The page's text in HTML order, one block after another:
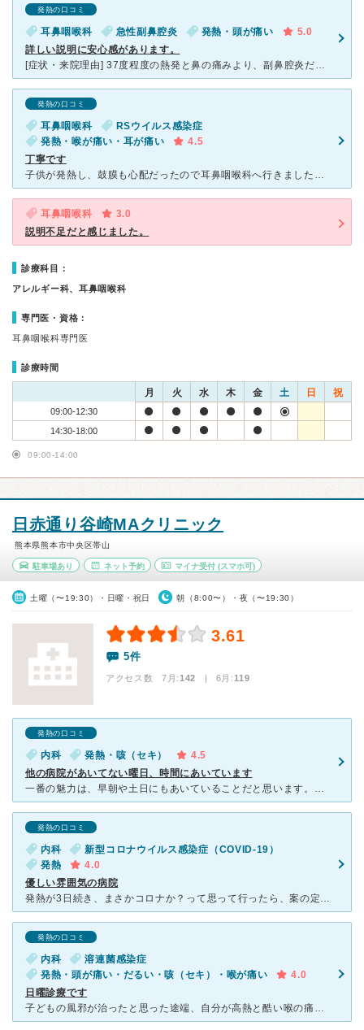
発熱の口コミ
耳鼻咽喉科 急性副鼻腔炎 発熱・頭が痛い
5.0
詳しい説明に安心感があります。
[症状・来院理由] 37度程度の熱発と鼻の痛みより、副鼻腔炎だと思い受診しました。小さな頃から鼻の調子が悪く、様々な耳鼻科に通いましたが、宇野さんは説明なども分かりやすく、とても優しい先生なので、今
発熱の口コミ
耳鼻咽喉科
RSウイルス感染症
発熱・喉が痛い・耳が痛い
4.5
丁寧です
子供が発熱し、鼓膜も心配だったので耳鼻咽喉科へ行きました。 午前中に不機嫌だった子供が夕方になると苦しそうになり、午後も再び受診することにしました。 先生は物静かな優しい先生で、RSウイルスの検査
耳鼻咽喉科
3.0
説明不足だと感じました。
診療科目：
アレルギー科、耳鼻咽喉科
専門医・資格：
耳鼻咽喉科専門医
診療時間
月 火 水 木 金 土 日 祝
09:00-12:30
14:30-18:00
09:00-14:00
日赤通り谷崎MAクリニック
熊本県熊本市中央区帯山
駐車場あり ネット予約 マイナ受付 (スマホ可)
土曜（〜19:30）・日曜・祝日 朝（8:00〜）・夜（〜19:30）
3.61
5件
アクセス数 7月:142 | 6月:119
発熱の口コミ
内科 発熱・咳（セキ）
4.5
他の病院があいてない曜日、時間にあいています
一番の魅力は、早朝や土日にもあいていることだと思います。あとは、薬の院内処方、インターネットでの診察順番予約もメリットが大きいです。建物の一階部分が駐車場で、入口に直結しており、雨の日でも濡れる心配が
発熱の口コミ
内科
新型コロナウイルス感染症（COVID-19）
発熱
4.0
優しい雰囲気の病院
発熱が3日続き、まさかコロナか？って思って行ったら、案の定コロナでした。 熱があるので、事前に連絡し、「熱があるけど、どうしたらいいですか？」と尋ねたところ、そのまま受付に来られて大丈夫ですよー。と
発熱の口コミ
内科
溶連菌感染症
発熱・頭が痛い・だるい・咳（セキ）・喉が痛い
4.0
日曜診療です
子どもの風邪が治ったと思った途端、自分が高熱と酷い喉の痛み。耐え切れず、日曜診療だったこちらに駆け込みました。建物も新しく綺麗で、受付は二階ですがエレベーターもあります。熱でフラフラでしたが、アイチケ